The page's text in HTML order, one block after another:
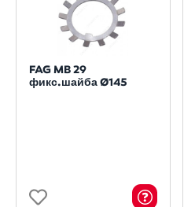
FAG MB 29
фикс.шайба Ø145